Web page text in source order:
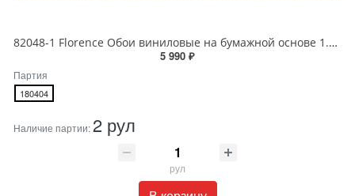
82048-1 Florence Обои виниловые на бумажной основе 1.06*15.6
5 990 ₽
Партия
180404
Наличие партии: 2 рул
рул